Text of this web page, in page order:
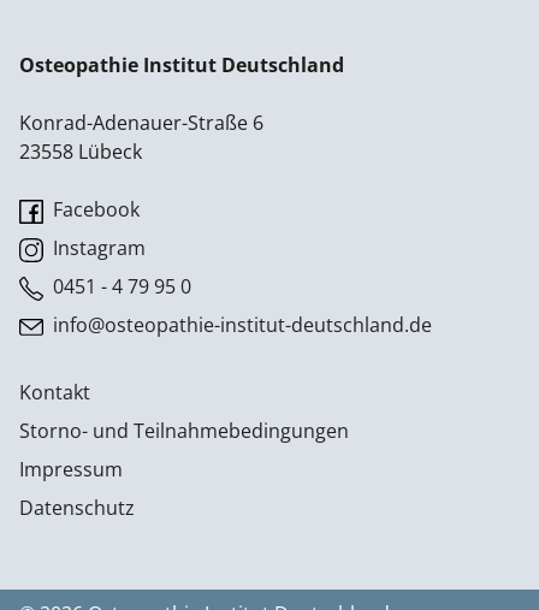
Osteopathie Institut Deutschland
Konrad-Adenauer-Straße 6
23558 Lübeck
Facebook
Instagram
0451 - 4 79 95 0
info@osteopathie-institut-deutschland.de
Kontakt
Storno- und Teilnahmebedingungen
Impressum
Datenschutz